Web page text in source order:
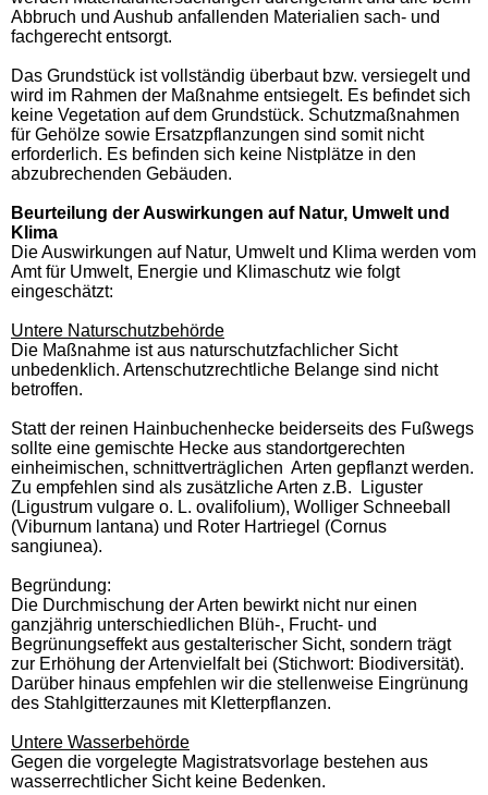
Abbruch und Aushub anfallenden Materialien sach- und
fachgerecht entsorgt.
Das Grundstück ist vollständig überbaut bzw. versiegelt und
wird im Rahmen der Maßnahme entsiegelt. Es befindet sich
keine Vegetation auf dem Grundstück. Schutzmaßnahmen
für Gehölze sowie Ersatzpflanzungen sind somit nicht
erforderlich. Es befinden sich keine Nistplätze in den
abzubrechenden Gebäuden.
Beurteilung der Auswirkungen auf Natur, Umwelt und
Klima
Die Auswirkungen auf Natur, Umwelt und Klima werden vom
Amt für Umwelt, Energie und Klimaschutz wie folgt
eingeschätzt:
Untere Naturschutzbehörde
Die Maßnahme ist aus naturschutzfachlicher Sicht
unbedenklich. Artenschutzrechtliche Belange sind nicht
betroffen.
Statt der reinen Hainbuchenhecke beiderseits des Fußwegs
sollte eine gemischte Hecke aus standortgerechten
einheimischen, schnittverträglichen Arten gepflanzt werden.
Zu empfehlen sind als zusätzliche Arten z.B. Liguster
(Ligustrum vulgare o. L. ovalifolium), Wolliger Schneeball
(Viburnum lantana) und Roter Hartriegel (Cornus
sangiunea).
Begründung:
Die Durchmischung der Arten bewirkt nicht nur einen
ganzjährig unterschiedlichen Blüh-, Frucht- und
Begrünungseffekt aus gestalterischer Sicht, sondern trägt
zur Erhöhung der Artenvielfalt bei (Stichwort: Biodiversität).
Darüber hinaus empfehlen wir die stellenweise Eingrünung
des Stahlgitterzaunes mit Kletterpflanzen.
Untere Wasserbehörde
Gegen die vorgelegte Magistratsvorlage bestehen aus
wasserrechtlicher Sicht keine Bedenken.